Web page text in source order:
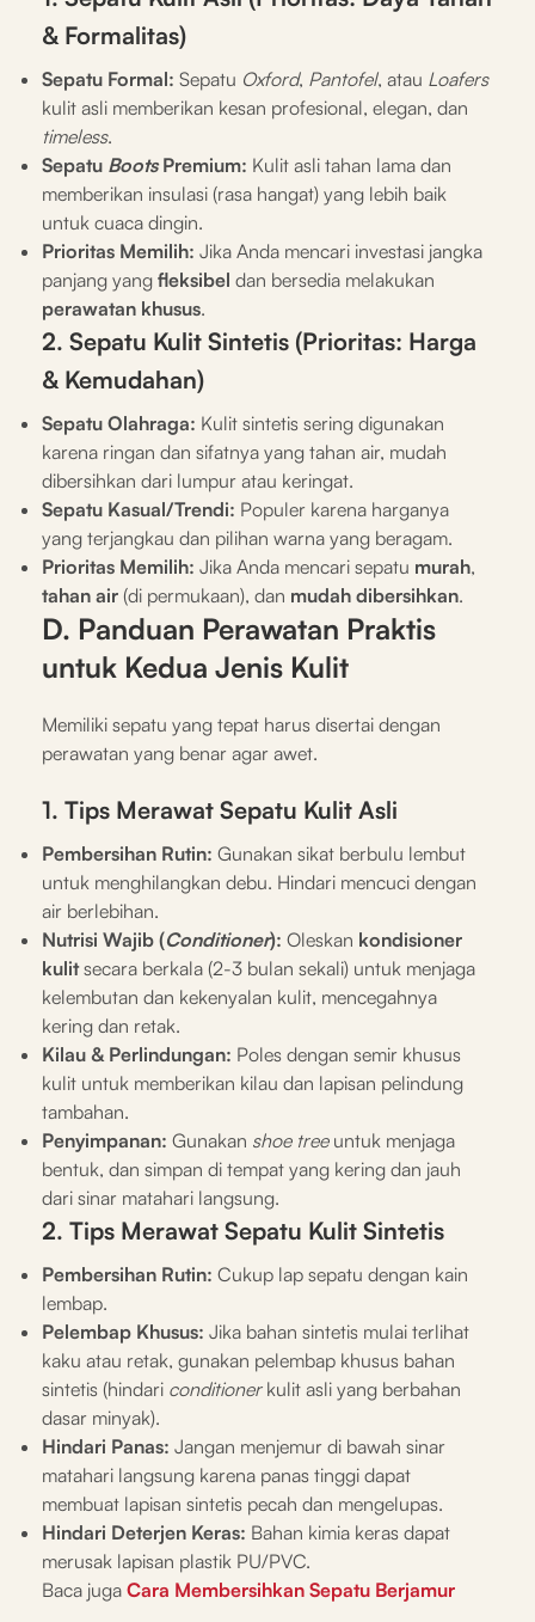
& Formalitas)
Sepatu Formal: Sepatu Oxford, Pantofel, atau Loafers
kulit asli memberikan kesan profesional, elegan, dan
timeless.
Sepatu BootsPremium: Kulit asli tahan lama dan
memberikan insulasi (rasa hangat) yang lebih baik
untuk cuaca dingin.
Prioritas Memilih: Jika Anda mencari investasi jangka
panjang yang fleksibel dan bersedia melakukan
perawatan khusus.
2. Sepatu Kulit Sintetis (Prioritas: Harga
& Kemudahan)
Sepatu Olahraga: Kulit sintetis sering digunakan
karena ringan dan sifatnya yang tahan air, mudah
dibersihkan dari lumpur atau keringat.
Sepatu Kasual/Trendi: Populer karena harganya
yang terjangkau dan pilihan warna yang beragam.
Prioritas Memilih: Jika Anda mencari sepatu murah,
tahan air (di permukaan), dan mudah dibersihkan.
D. Panduan Perawatan Praktis
untuk Kedua Jenis Kulit
Memiliki sepatu yang tepat harus disertai dengan
perawatan yang benar agar awet.
1. Tips Merawat Sepatu Kulit Asli
Pembersihan Rutin: Gunakan sikat berbulu lembut
untuk menghilangkan debu. Hindari mencuci dengan
air berlebihan.
Nutrisi Wajib (Conditioner): Oleskan kondisioner
kulitsecara berkala (2-3 bulan sekali) untuk menjaga
kelembutan dan kekenyalan kulit, mencegahnya
kering dan retak.
Kilau & Perlindungan: Poles dengan semir khusus
kulit untuk memberikan kilau dan lapisan pelindung
tambahan.
Penyimpanan: Gunakan shoe treeuntuk menjaga
bentuk, dan simpan di tempat yang kering dan jauh
dari sinar matahari langsung.
2. Tips Merawat Sepatu Kulit Sintetis
Pembersihan Rutin: Cukup lap sepatu dengan kain
lembap.
Pelembap Khusus: Jika bahan sintetis mulai terlihat
kaku atau retak, gunakan pelembap khusus bahan
sintetis (hindari conditionerkulit asli yang berbahan
dasar minyak).
Hindari Panas: Jangan menjemur di bawah sinar
matahari langsung karena panas tinggi dapat
membuat lapisan sintetis pecah dan mengelupas.
Hindari Deterjen Keras: Bahan kimia keras dapat
merusak lapisan plastik PU/PVC.
Baca juga Cara Membersihkan Sepatu Berjamur